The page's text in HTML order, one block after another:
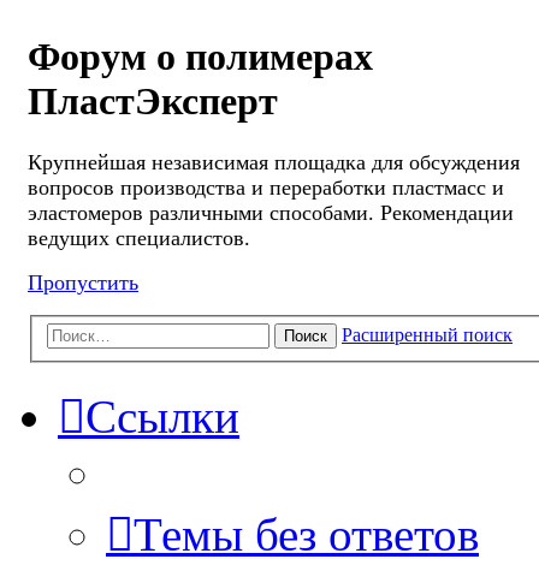
Форум о полимерах
ПластЭксперт
Крупнейшая независимая площадка для обсуждения
вопросов производства и переработки пластмасс и
эластомеров различными способами. Рекомендации
ведущих специалистов.
Пропустить
Поиск Расширенный поиск
Ссылки
Темы без ответов